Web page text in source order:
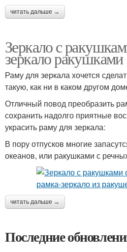
читать дальше →
Зеркало с
зеркало ракушками
Раму для зеркала хочется
такую, как ни в каком другом
Отличный повод преобразить
сохранить надолго приятные
украсить раму для зеркала:
В пору отпусков многие
океанов, или ракушками с
читать дальше →
Последние